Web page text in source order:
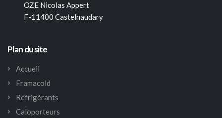
OZE Nicolas Appert
F-11400 Castelnaudary
Plan du site
Accueil
Framacold
Réfrigérants
Caloporteurs